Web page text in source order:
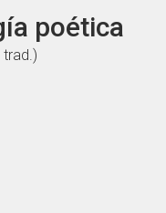
poética
trad.)